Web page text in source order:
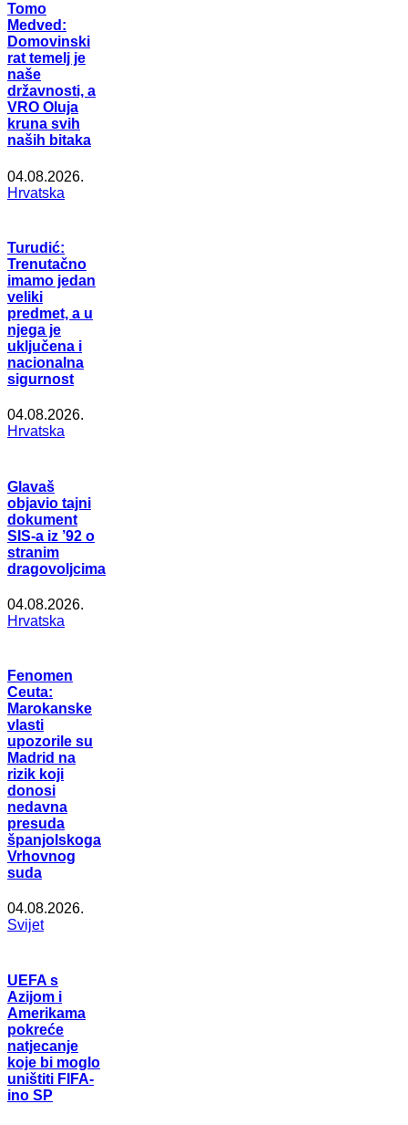
Tomo
Medved:
Domovinski
rat temelj je
naše
državnosti, a
VRO Oluja
kruna svih
naših bitaka
04.08.2026.
Hrvatska
Turudić:
Trenutačno
imamo jedan
veliki
predmet, a u
njega je
uključena i
nacionalna
sigurnost
04.08.2026.
Hrvatska
Glavaš
objavio tajni
dokument
SIS-a iz ’92 o
stranim
dragovoljcima
04.08.2026.
Hrvatska
Fenomen
Ceuta:
Marokanske
vlasti
upozorile su
Madrid na
rizik koji
donosi
nedavna
presuda
španjolskoga
Vrhovnog
suda
04.08.2026.
Svijet
UEFA s
Azijom i
Amerikama
pokreće
natjecanje
koje bi moglo
uništiti FIFA-
ino SP